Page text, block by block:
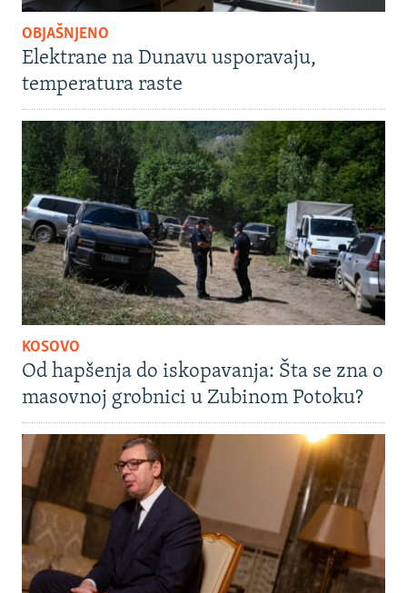
OBJAŠNJENO
Elektrane na Dunavu usporavaju,
temperatura raste
KOSOVO
Od hapšenja do iskopavanja: Šta se zna o
masovnoj grobnici u Zubinom Potoku?